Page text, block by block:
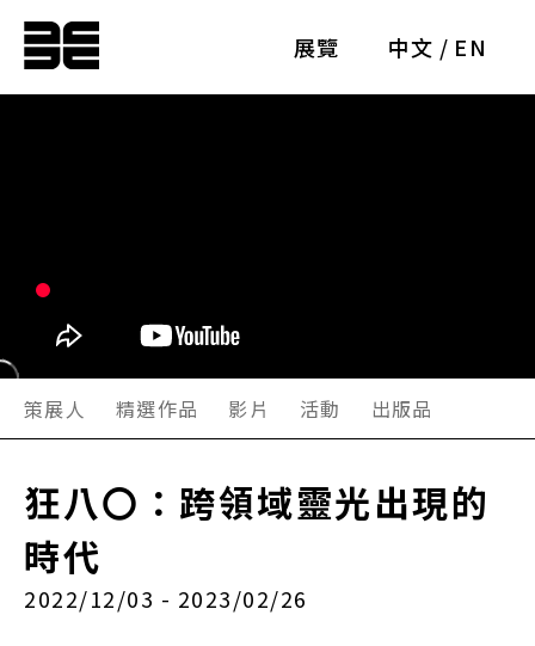
展覽 中文 / EN
策展人 精選作品 影片 活動 出版品
狂八〇：跨領域靈光出現的
時代
2022/12/03 - 2023/02/26